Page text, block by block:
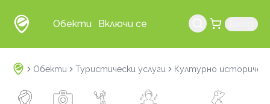
Обекти Включи се
Обекти Туристически услуги Културно